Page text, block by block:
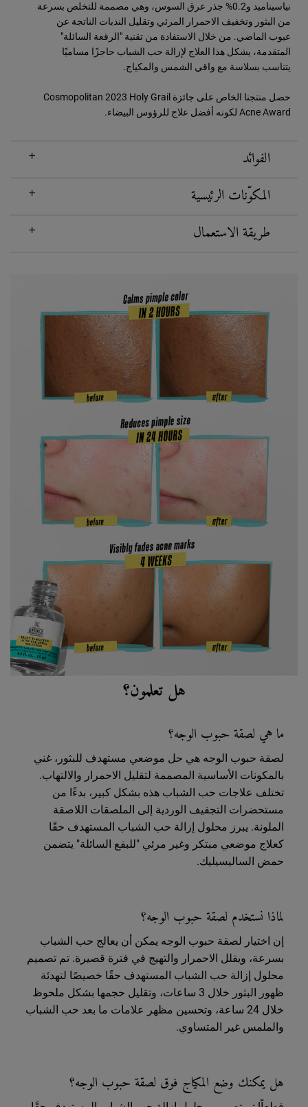
نياسيناميد و0.2% جذر عرق السوس، وهي مصممة للتخلص بسرعة
من البثور وتخفيف الاحمرار المرئي وتقليل الندبات الناتجة عن
عيوب الماضي. من خلال الاستفادة من تقنية "الرقعة السائلة"
المتقدمة، يشكل هذا العلاج لإزالة حب الشباب حاجزًا مساميًا
يتناسب بسلاسة مع واقي الشمس والمكياج.
حصل منتجنا الخاص على جائزة Cosmopolitan 2023 Holy Grail
Acne Award لكونه أفضل علاج للرؤوس البيضاء.
الفوائد
المكوّنات الرئيسية
طريقة الاستعمال
هل تعلمون؟
ما هي لصقة حبوب الوجه؟
لصقة حبوب الوجه هي حل موضعي مستهدف للبثور، غني
بالمكونات الأساسية المصممة لتقليل الاحمرار والالتهاب.
تختلف علاجات حب الشباب هذه بشكل كبير، بدءًا من
مستحضرات التجفيف الوردية إلى الملصقات اللاصقة
الملونة. يبرز محلول إزالة حب الشباب المستهدف حقًا
كعلاج موضعي مبتكر وغير مرئي "للبقع السائلة" يتضمن
حمض الساليسيليك.
لماذا نستخدم لصقة حبوب الوجه؟
إن اختيار لصقة حبوب الوجه يمكن أن يعالج حب الشباب
بسرعة، ويقلل الاحمرار والتهيج في فترة قصيرة. تم تصميم
محلول إزالة حب الشباب المستهدف حقًا خصيصًا لتهدئة
ظهور البثور خلال 3 ساعات، وتقليل حجمها بشكل ملحوظ
خلال 24 ساعة، وتحسين مظهر علامات ما بعد حب الشباب
والملمس غير المتساوي.
هل يمكنك وضع المكياج فوق لصقة حبوب الوجه؟